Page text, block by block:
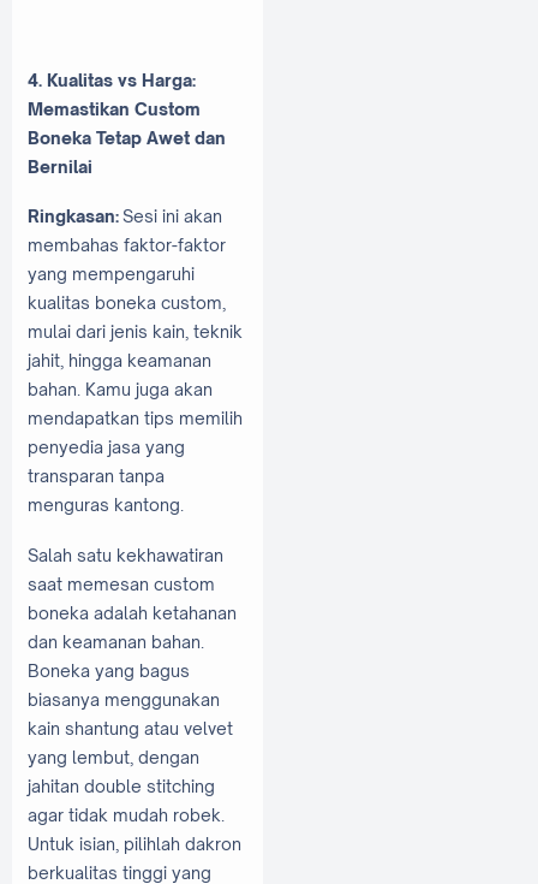
4. Kualitas vs Harga:
Memastikan Custom
Boneka Tetap Awet dan
Bernilai
Ringkasan:Sesi ini akan
membahas faktor-faktor
yang mempengaruhi
kualitas boneka custom,
mulai dari jenis kain, teknik
jahit, hingga keamanan
bahan. Kamu juga akan
mendapatkan tips memilih
penyedia jasa yang
transparan tanpa
menguras kantong.
Salah satu kekhawatiran
saat memesan custom
boneka adalah ketahanan
dan keamanan bahan.
Boneka yang bagus
biasanya menggunakan
kain shantung atau velvet
yang lembut, dengan
jahitan double stitching
agar tidak mudah robek.
Untuk isian, pilihlah dakron
berkualitas tinggi yang